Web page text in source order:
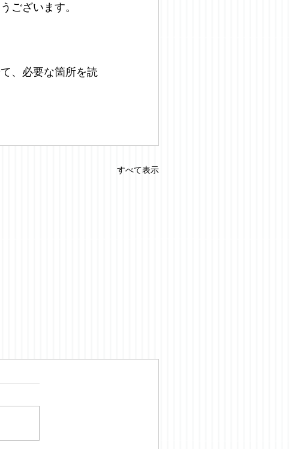
ございます。
、必要な箇所を読
すべて表示